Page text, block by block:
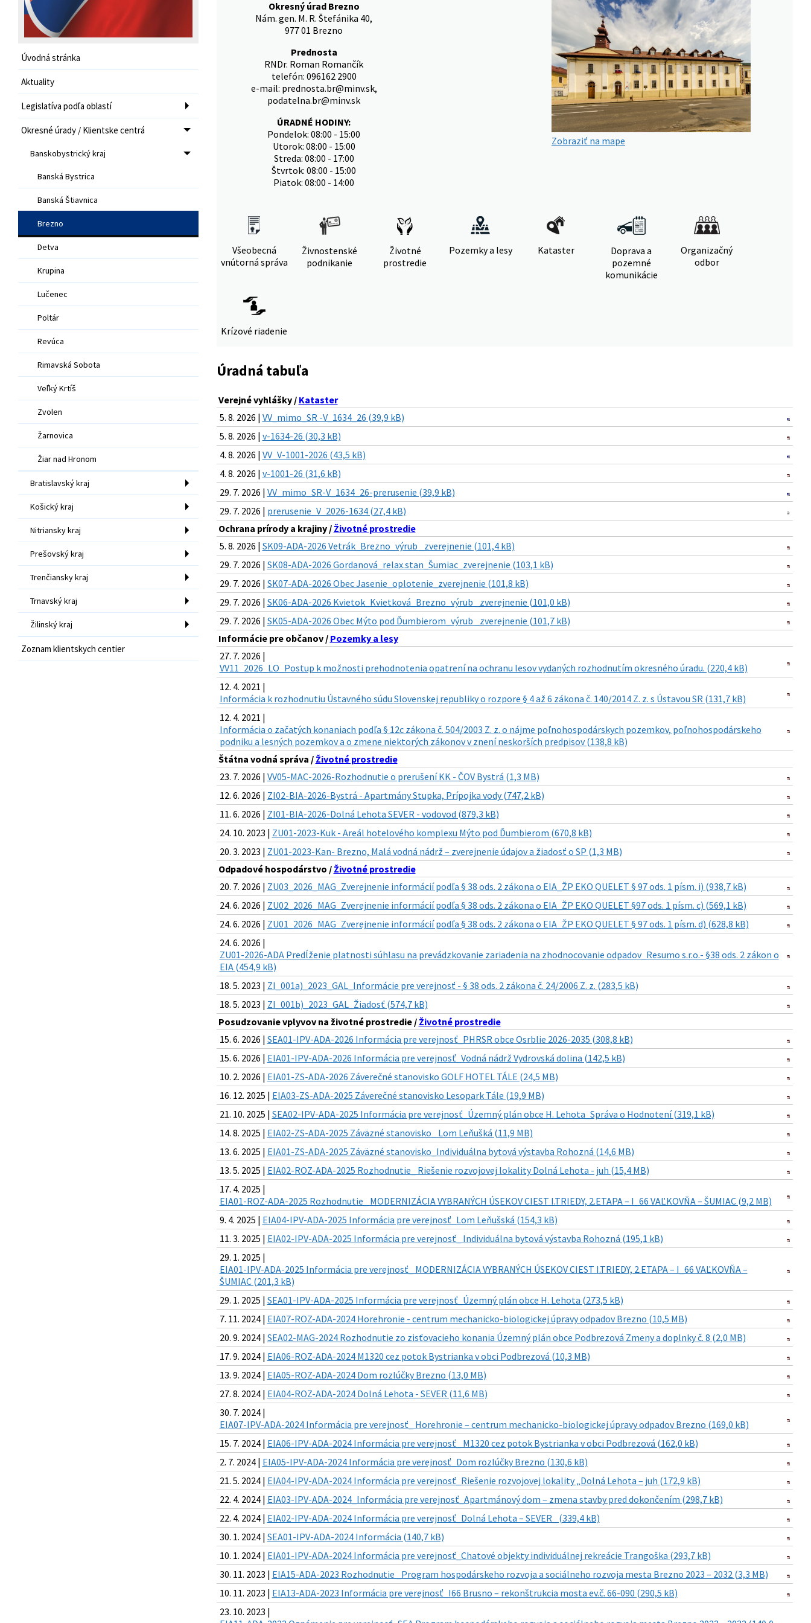
Úvodná stránka
Aktuality
Legislatíva podľa oblastí
Okresné úrady / Klientske centrá
Banskobystrický kraj
Banská Bystrica
Banská Štiavnica
Brezno
Detva
Krupina
Lučenec
Poltár
Revúca
Rimavská Sobota
Veľký Krtíš
Zvolen
Žarnovica
Žiar nad Hronom
Bratislavský kraj
Košický kraj
Nitriansky kraj
Prešovský kraj
Trenčiansky kraj
Trnavský kraj
Žilinský kraj
Zoznam klientskych centier
Okresný úrad Brezno
Nám. gen. M. R. Štefánika 40,
977 01 Brezno
Prednosta
RNDr. Roman Romančík
telefón: 096162 2900
e-mail: prednosta.br@minv.sk,
podatelna.br@minv.sk
ÚRADNÉ HODINY:
Pondelok: 08:00 - 15:00
Utorok: 08:00 - 15:00
Streda: 08:00 - 17:00
Štvrtok: 08:00 - 15:00
Piatok: 08:00 - 14:00
Zobraziť na mape
Všeobecná
vnútorná správa
Živnostenské
podnikanie
Životné
prostredie
Pozemky a lesy Kataster
Doprava a
pozemné
komunikácie
Organizačný
odbor
Krízové riadenie
Úradná tabuľa
Verejné vyhlášky / Kataster
5. 8. 2026 | VV_mimo_SR -V_1634_26 (39,9 kB)
5. 8. 2026 | v-1634-26 (30,3 kB)
4. 8. 2026 | VV_V-1001-2026 (43,5 kB)
4. 8. 2026 | v-1001-26 (31,6 kB)
29. 7. 2026 | VV_mimo_SR-V_1634_26-prerusenie (39,9 kB)
29. 7. 2026 | prerusenie_V_2026-1634 (27,4 kB)
Ochrana prírody a krajiny / Životné prostredie
5. 8. 2026 | SK09-ADA-2026 Vetrák_Brezno_výrub _zverejnenie (101,4 kB)
29. 7. 2026 | SK08-ADA-2026 Gordanová_relax.stan_Šumiac_zverejnenie (103,1 kB)
29. 7. 2026 | SK07-ADA-2026 Obec Jasenie_oplotenie_zverejnenie (101,8 kB)
29. 7. 2026 | SK06-ADA-2026 Kvietok_Kvietková_Brezno_výrub _zverejnenie (101,0 kB)
29. 7. 2026 | SK05-ADA-2026 Obec Mýto pod Ďumbierom_výrub _zverejnenie (101,7 kB)
Informácie pre občanov / Pozemky a lesy
27. 7. 2026 |
VV11_2026_LO_Postup k možnosti prehodnotenia opatrení na ochranu lesov vydaných rozhodnutím okresného úradu. (220,4 kB)
12. 4. 2021 |
Informácia k rozhodnutiu Ústavného súdu Slovenskej republiky o rozpore § 4 až 6 zákona č. 140/2014 Z. z. s Ústavou SR (131,7 kB)
12. 4. 2021 |
Informácia o začatých konaniach podľa § 12c zákona č. 504/2003 Z. z. o nájme poľnohospodárskych pozemkov, poľnohospodárskeho
podniku a lesných pozemkov a o zmene niektorých zákonov v znení neskorších predpisov (138,8 kB)
Štátna vodná správa / Životné prostredie
23. 7. 2026 | VV05-MAC-2026-Rozhodnutie o prerušení KK - ČOV Bystrá (1,3 MB)
12. 6. 2026 | ZI02-BIA-2026-Bystrá - Apartmány Stupka, Prípojka vody (747,2 kB)
11. 6. 2026 | ZI01-BIA-2026-Dolná Lehota SEVER - vodovod (879,3 kB)
24. 10. 2023 | ZU01-2023-Kuk - Areál hotelového komplexu Mýto pod Ďumbierom (670,8 kB)
20. 3. 2023 | ZU01-2023-Kan- Brezno, Malá vodná nádrž – zverejnenie údajov a žiadosť o SP (1,3 MB)
Odpadové hospodárstvo / Životné prostredie
20. 7. 2026 | ZU03_2026_MAG_Zverejnenie informácií podľa § 38 ods. 2 zákona o EIA_ŽP EKO QUELET § 97 ods. 1 písm. i) (938,7 kB)
24. 6. 2026 | ZU02_2026_MAG_Zverejnenie informácií podľa § 38 ods. 2 zákona o EIA_ŽP EKO QUELET §97 ods. 1 písm. c) (569,1 kB)
24. 6. 2026 | ZU01_2026_MAG_Zverejnenie informácií podľa § 38 ods. 2 zákona o EIA_ŽP EKO QUELET § 97 ods. 1 písm. d) (628,8 kB)
24. 6. 2026 |
ZU01-2026-ADA Predĺženie platnosti súhlasu na prevádzkovanie zariadenia na zhodnocovanie odpadov_Resumo s.r.o.- §38 ods. 2 zákon o
EIA (454,9 kB)
18. 5. 2023 | ZI_001a)_2023_GAL_Informácie pre verejnosť - § 38 ods. 2 zákona č. 24/2006 Z. z. (283,5 kB)
18. 5. 2023 | ZI_001b)_2023_GAL_Žiadosť (574,7 kB)
Posudzovanie vplyvov na životné prostredie / Životné prostredie
15. 6. 2026 | SEA01-IPV-ADA-2026 Informácia pre verejnosť_PHRSR obce Osrblie 2026-2035 (308,8 kB)
15. 6. 2026 | EIA01-IPV-ADA-2026 Informácia pre verejnosť_Vodná nádrž Vydrovská dolina (142,5 kB)
10. 2. 2026 | EIA01-ZS-ADA-2026 Záverečné stanovisko GOLF HOTEL TÁLE (24,5 MB)
16. 12. 2025 | EIA03-ZS-ADA-2025 Záverečné stanovisko Lesopark Tále (19,9 MB)
21. 10. 2025 | SEA02-IPV-ADA-2025 Informácia pre verejnosť_Územný plán obce H. Lehota_Správa o Hodnotení (319,1 kB)
14. 8. 2025 | EIA02-ZS-ADA-2025 Záväzné stanovisko_ Lom Leňušká (11,9 MB)
13. 6. 2025 | EIA01-ZS-ADA-2025 Záväzné stanovisko_Individuálna bytová výstavba Rohozná (14,6 MB)
13. 5. 2025 | EIA02-ROZ-ADA-2025 Rozhodnutie_ Riešenie rozvojovej lokality Dolná Lehota - juh (15,4 MB)
17. 4. 2025 |
EIA01-ROZ-ADA-2025 Rozhodnutie_ MODERNIZÁCIA VYBRANÝCH ÚSEKOV CIEST I.TRIEDY, 2.ETAPA – I_66 VAĽKOVŇA – ŠUMIAC (9,2 MB)
9. 4. 2025 | EIA04-IPV-ADA-2025 Informácia pre verejnosť_Lom Leňušská (154,3 kB)
11. 3. 2025 | EIA02-IPV-ADA-2025 Informácia pre verejnosť_ Individuálna bytová výstavba Rohozná (195,1 kB)
29. 1. 2025 |
EIA01-IPV-ADA-2025 Informácia pre verejnosť_ MODERNIZÁCIA VYBRANÝCH ÚSEKOV CIEST I.TRIEDY, 2.ETAPA – I_66 VAĽKOVŇA –
ŠUMIAC (201,3 kB)
29. 1. 2025 | SEA01-IPV-ADA-2025 Informácia pre verejnosť_Územný plán obce H. Lehota (273,5 kB)
7. 11. 2024 | EIA07-ROZ-ADA-2024 Horehronie - centrum mechanicko-biologickej úpravy odpadov Brezno (10,5 MB)
20. 9. 2024 | SEA02-MAG-2024 Rozhodnutie zo zisťovacieho konania Územný plán obce Podbrezová Zmeny a doplnky č. 8 (2,0 MB)
17. 9. 2024 | EIA06-ROZ-ADA-2024 M1320 cez potok Bystrianka v obci Podbrezová (10,3 MB)
13. 9. 2024 | EIA05-ROZ-ADA-2024 Dom rozlúčky Brezno (13,0 MB)
27. 8. 2024 | EIA04-ROZ-ADA-2024 Dolná Lehota - SEVER (11,6 MB)
30. 7. 2024 |
EIA07-IPV-ADA-2024 Informácia pre verejnosť_ Horehronie – centrum mechanicko-biologickej úpravy odpadov Brezno (169,0 kB)
15. 7. 2024 | EIA06-IPV-ADA-2024 Informácia pre verejnosť_ M1320 cez potok Bystrianka v obci Podbrezová (162,0 kB)
2. 7. 2024 | EIA05-IPV-ADA-2024 Informácia pre verejnosť_Dom rozlúčky Brezno (130,6 kB)
21. 5. 2024 | EIA04-IPV-ADA-2024 Informácia pre verejnosť_Riešenie rozvojovej lokality „Dolná Lehota – juh (172,9 kB)
22. 4. 2024 | EIA03-IPV-ADA-2024_Informácia pre verejnosť_Apartmánový dom – zmena stavby pred dokončením (298,7 kB)
22. 4. 2024 | EIA02-IPV-ADA-2024 Informácia pre verejnosť_Dolná Lehota – SEVER_ (339,4 kB)
30. 1. 2024 | SEA01-IPV-ADA-2024 Informácia (140,7 kB)
10. 1. 2024 | EIA01-IPV-ADA-2024 Informácia pre verejnosť_Chatové objekty individuálnej rekreácie Trangoška (293,7 kB)
30. 11. 2023 | EIA15-ADA-2023 Rozhodnutie _Program hospodárskeho rozvoja a sociálneho rozvoja mesta Brezno 2023 – 2032 (3,3 MB)
10. 11. 2023 | EIA13-ADA-2023 Informácia pre verejnosť_I66 Brusno – rekonštrukcia mosta ev.č. 66-090 (290,5 kB)
23. 10. 2023 |